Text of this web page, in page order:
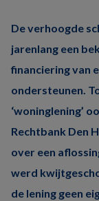
De verhoogde
jarenlang een
financiering van
ondersteunen.
‘woninglening’
Rechtbank Den
over een
werd
de lening geen